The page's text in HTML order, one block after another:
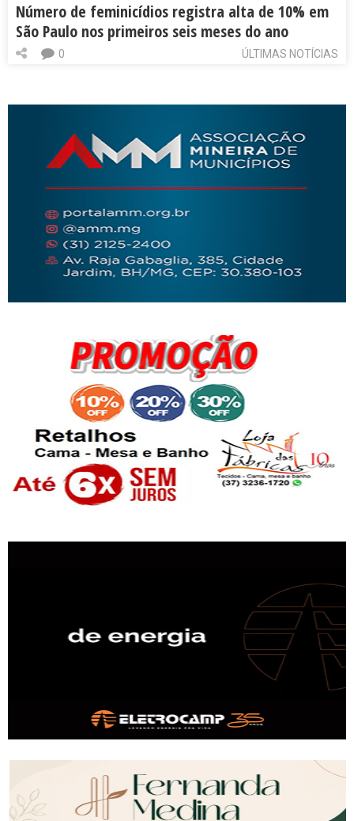
Número de feminicídios registra alta de 10% em
São Paulo nos primeiros seis meses do ano
ÚLTIMAS NOTÍCIAS
0